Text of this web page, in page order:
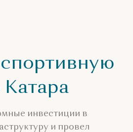
инвестиции в
и провел